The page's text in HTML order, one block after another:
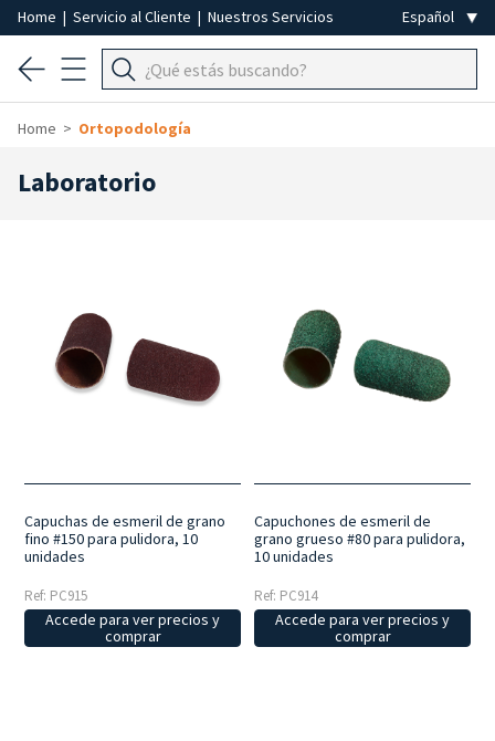
Home | Servicio al Cliente | Nuestros Servicios
Home Ortopodología
Laboratorio
Capuchas de esmeril de grano
fino #150 para pulidora, 10
unidades
Ref: PC915
Accede para ver precios y
comprar
Capuchones de esmeril de
grano grueso #80 para pulidora,
10 unidades
Ref: PC914
Accede para ver precios y
comprar